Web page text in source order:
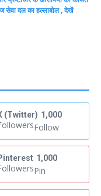
सेवा दल का हल्लाबोल , देखें
(Twitter) 1,000
Follow
1,000
Pin